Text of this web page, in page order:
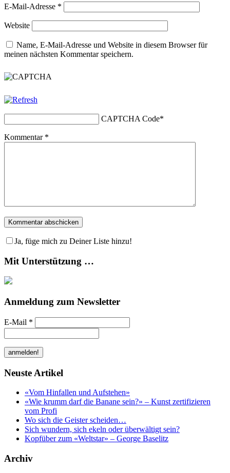
E-Mail-Adresse *
Website
Name, E-Mail-Adresse und Website in diesem Browser für
meinen nächsten Kommentar speichern.
CAPTCHA Code*
Kommentar *
Ja, füge mich zu Deiner Liste hinzu!
Mit Unterstützung …
Anmeldung zum Newsletter
E-Mail *
Neuste Artikel
«Vom Hinfallen und Aufstehen»
«Wie krumm darf die Banane sein?» – Kunst zertifizieren
vom Profi
Wo sich die Geister scheiden…
Sich wundern, sich ekeln oder überwältigt sein?
Kopfüber zum «Weltstar» – George Baselitz
Archiv